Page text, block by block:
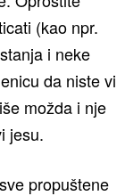
(kao npr.
i neke
da niste vi
možda i nje
jesu.
propuštene